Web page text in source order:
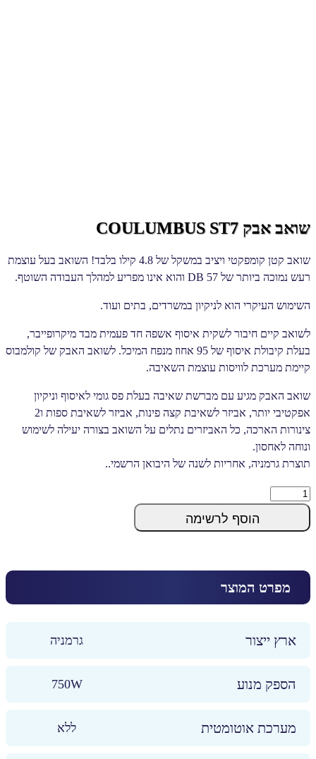
שואב אבק COULUMBUS ST7
שואב קטן קומפקטי ויציב במשקל של 4.8 קילו בלבד! השואב בעל עוצמת
רעש נמוכה ביותר של 57 DB והוא אינו מפריע למהלך העבודה השוטף.
השימוש העיקרי הוא לניקיון במשרדים, בתים ועוד.
לשואב קיים חיבור לשקית איסוף אשפה חד פעמית מבד מיקרופייבר,
בעלת קיבולת איסוף של 95 אחוז מנפח המיכל. לשואב האבק של קולמבוס
קיימת מערכת לוויסות עוצמת השאיבה.
שואב האבק מגיע עם מברשת שאיבה בעלת פס גומי לאיסוף וניקיון
אפקטיבי יותר, אביזר לשאיבת קצה פינות, אביזר לשאיבת ספות ו2
צינורות הארכה, כל האביזרים נתלים על השואב בצורה יעילה לשימוש
ונוחה לאחסון.
תוצרת גרמניה, אחריות לשנה של היבואן הרשמי..
שואב
אבק
COULUMBUS
quantity
הוסף לרשימה
מפרט המוצר
ארץ ייצור גרמניה
הספק מנוע 750W
מערכת אוטומטית ללא